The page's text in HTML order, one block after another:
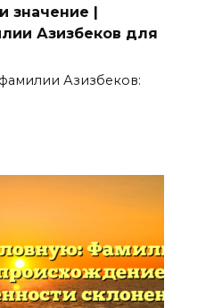
значение |
Азизбеков для
Азизбеков: